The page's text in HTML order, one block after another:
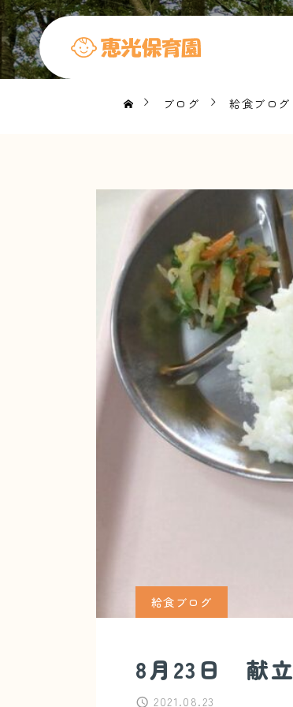
ブログ 給食ブログ
給食ブログ
8月23日 献立
2021.08.23